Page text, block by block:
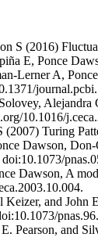
S (2016)
E, Ponce
Lerner A,
Alejandra
10.1016/
(2007) Turing
Dawson,
Dawson, A
Keizer, and John
Pearson, and